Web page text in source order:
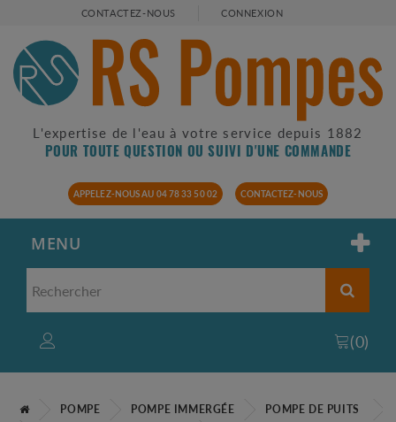
CONTACTEZ-NOUS CONNEXION
L'expertise de l'eau à votre service depuis 1882
POUR TOUTE QUESTION OU SUIVI D'UNE COMMANDE
APPELEZ-NOUS AU 04 78 33 50 02 CONTACTEZ-NOUS
MENU
(0)
POMPE POMPE IMMERGÉE
POMPE DE PUITS